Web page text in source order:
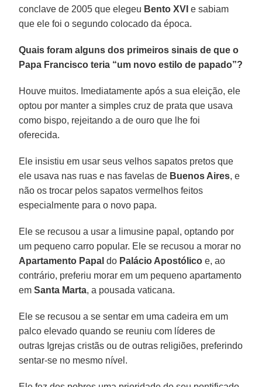
conclave de 2005 que elegeu Bento XVI e sabiam
que ele foi o segundo colocado da época.
Quais foram alguns dos primeiros sinais de que o
Papa Francisco teria “um novo estilo de papado”?
Houve muitos. Imediatamente após a sua eleição, ele
optou por manter a simples cruz de prata que usava
como bispo, rejeitando a de ouro que lhe foi
oferecida.
Ele insistiu em usar seus velhos sapatos pretos que
ele usava nas ruas e nas favelas de Buenos Aires, e
não os trocar pelos sapatos vermelhos feitos
especialmente para o novo papa.
Ele se recusou a usar a limusine papal, optando por
um pequeno carro popular. Ele se recusou a morar no
Apartamento Papal do Palácio Apostólico e, ao
contrário, preferiu morar em um pequeno apartamento
emSanta Marta, a pousada vaticana.
Ele se recusou a se sentar em uma cadeira em um
palco elevado quando se reuniu com líderes de
outras Igrejas cristãs ou de outras religiões, preferindo
sentar-se no mesmo nível.